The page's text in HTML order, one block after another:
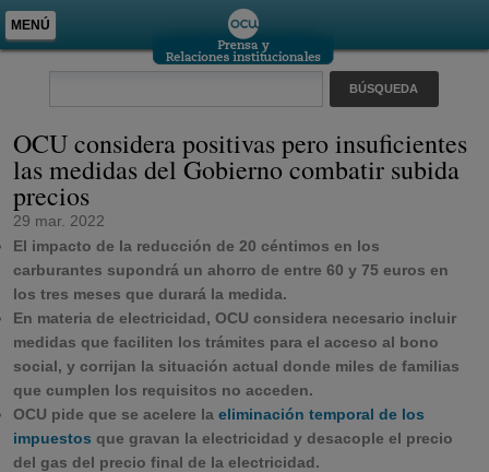
MENÚ
OCU considera positivas pero insuficientes
las medidas del Gobierno combatir subida
precios
29 mar. 2022
El impacto de la reducción de 20 céntimos en los
carburantes supondrá un ahorro de entre 60 y 75 euros en
los tres meses que durará la medida.
En materia de electricidad, OCU considera necesario incluir
medidas que faciliten los trámites para el acceso al bono
social, y corrijan la situación actual donde miles de familias
que cumplen los requisitos no acceden.
OCU pide que se acelere la eliminación temporal de los
impuestos que gravan la electricidad y desacople el precio
del gas del precio final de la electricidad.